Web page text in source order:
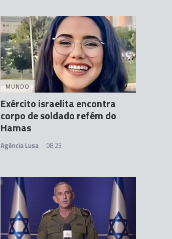
MUNDO
Exército israelita encontra
corpo de soldado refém do
Hamas
Agência Lusa 08:23